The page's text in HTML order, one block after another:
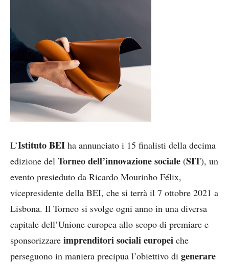
L’Istituto BEI ha annunciato i 15 finalisti della decima
edizione del Torneo dell’innovazione sociale (SIT), un
evento presieduto da Ricardo Mourinho Félix,
vicepresidente della BEI, che si terrà il 7 ottobre 2021 a
Lisbona. Il Torneo si svolge ogni anno in una diversa
capitale dell’Unione europea allo scopo di premiare e
sponsorizzare imprenditori sociali europei che
perseguono in maniera precipua l’obiettivo di generare